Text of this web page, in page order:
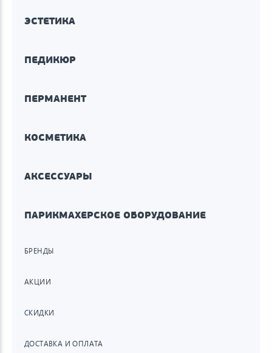
ЭСТЕТИКА
ПЕДИКЮР
ПЕРМАНЕНТ
КОСМЕТИКА
АКСЕССУАРЫ
ПАРИКМАХЕРСКОЕ ОБОРУДОВАНИЕ
БРЕНДЫ
АКЦИИ
СКИДКИ
ДОСТАВКА И ОПЛАТА